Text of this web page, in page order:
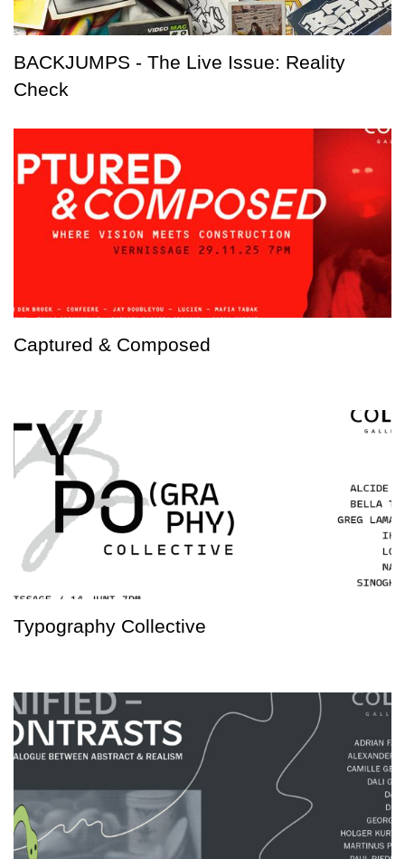
BACKJUMPS - The Live Issue: Reality
Check
Captured & Composed
Typography Collective